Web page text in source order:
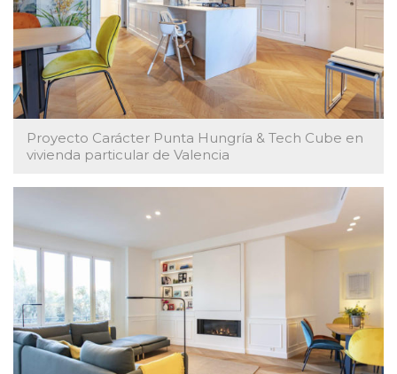
Proyecto Carácter Punta Hungría & Tech Cube en
vivienda particular de Valencia